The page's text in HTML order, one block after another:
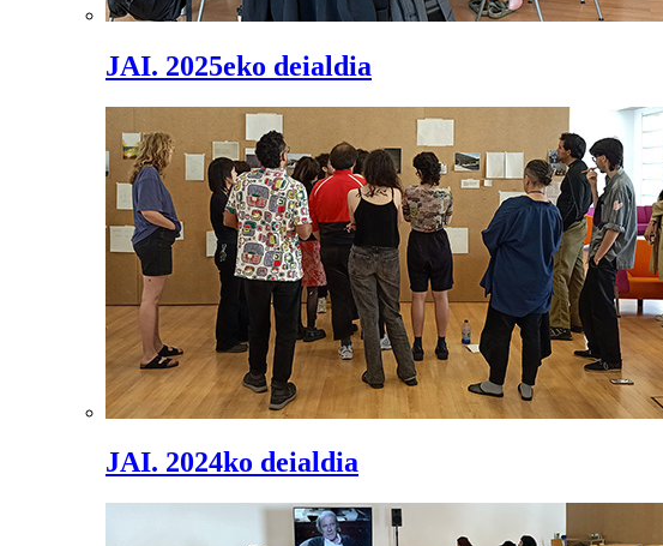
JAI. 2025eko deialdia
JAI. 2024ko deialdia